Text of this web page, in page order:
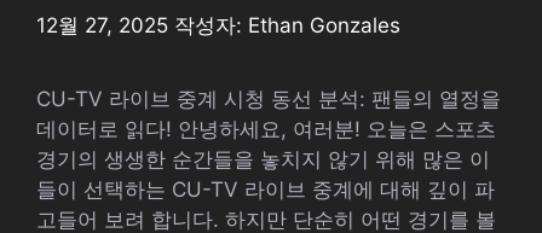
12월 27, 2025 작성자: Ethan Gonzales
CU-TV 라이브 중계 시청 동선 분석: 팬들의 열정을
데이터로 읽다! 안녕하세요, 여러분! 오늘은 스포츠
경기의 생생한 순간들을 놓치지 않기 위해 많은 이
들이 선택하는 CU-TV 라이브 중계에 대해 깊이 파
고들어 보려 합니다. 하지만 단순히 어떤 경기를 볼